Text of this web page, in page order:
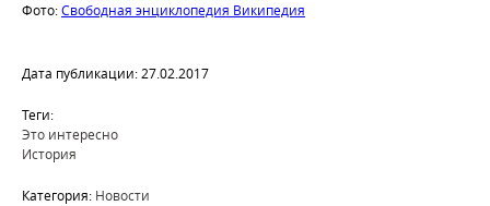
Фото:Свободная энциклопедия Википедия
Дата публикации: 27.02.2017
Теги:
Это интересно
История
Категория: Новости